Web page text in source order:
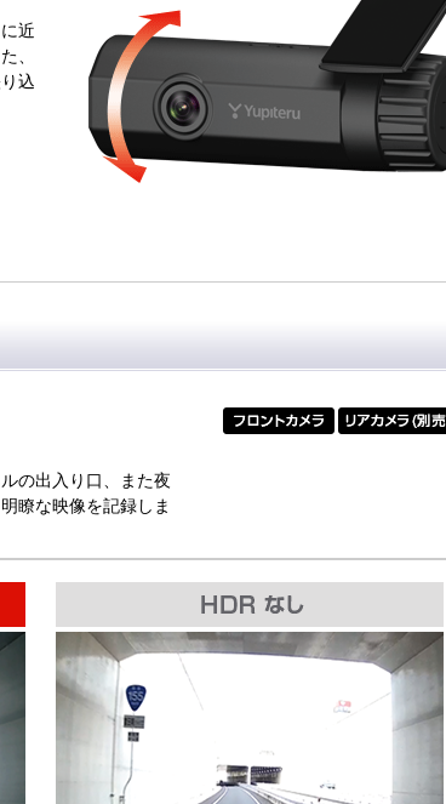
近
、
込
の出入り口、また夜
瞭な映像を記録しま